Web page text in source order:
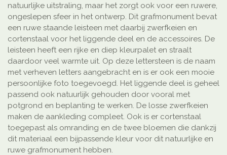
natuurlijke uitstraling, maar het zorgt ook voor een ruwere,
ongeslepen sfeer in het ontwerp. Dit grafmonument bevat
een ruwe staande leisteen met daarbij zwerfkeien en
cortenstaal voor het liggende deel en de accessoires. De
leisteen heeft een rijke en diep kleurpalet en straalt
daardoor veel warmte uit. Op deze lettersteen is de naam
met verheven letters aangebracht en is er ook een mooie
persoonlijke foto toegevoegd. Het liggende deel is geheel
passend ook natuurlijk gehouden door vooral met
potgrond en beplanting te werken. De losse zwerfkeien
maken de aankleding compleet. Ook is er cortenstaal
toegepast als omranding en de twee bloemen die dankzij
dit materiaal een bijpassende kleur voor dit natuurlijke en
ruwe grafmonument hebben.